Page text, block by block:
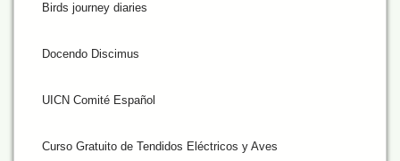
Birds journey diaries
Docendo Discimus
UICN Comité Español
Curso Gratuito de Tendidos Eléctricos y Aves